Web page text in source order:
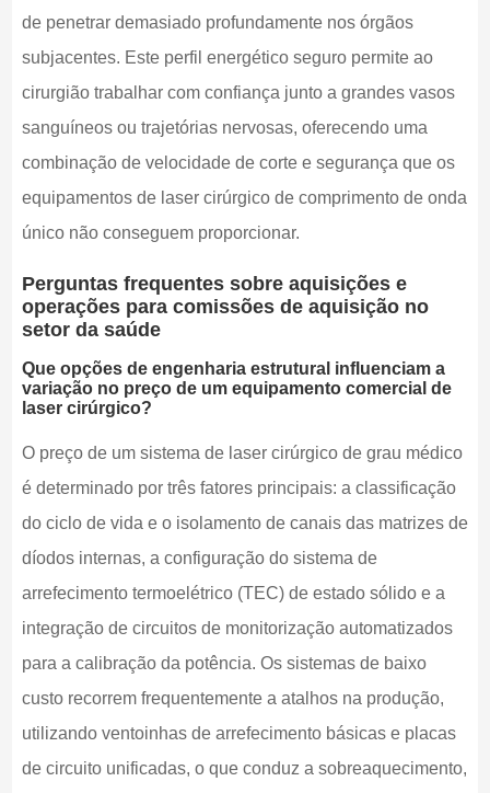
de penetrar demasiado profundamente nos órgãos
subjacentes. Este perfil energético seguro permite ao
cirurgião trabalhar com confiança junto a grandes vasos
sanguíneos ou trajetórias nervosas, oferecendo uma
combinação de velocidade de corte e segurança que os
equipamentos de laser cirúrgico de comprimento de onda
único não conseguem proporcionar.
Perguntas frequentes sobre aquisições e
operações para comissões de aquisição no
setor da saúde
Que opções de engenharia estrutural influenciam a
variação no preço de um equipamento comercial de
laser cirúrgico?
O preço de um sistema de laser cirúrgico de grau médico
é determinado por três fatores principais: a classificação
do ciclo de vida e o isolamento de canais das matrizes de
díodos internas, a configuração do sistema de
arrefecimento termoelétrico (TEC) de estado sólido e a
integração de circuitos de monitorização automatizados
para a calibração da potência. Os sistemas de baixo
custo recorrem frequentemente a atalhos na produção,
utilizando ventoinhas de arrefecimento básicas e placas
de circuito unificadas, o que conduz a sobreaquecimento,